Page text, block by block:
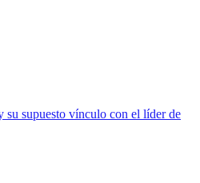
su supuesto vínculo con el líder de